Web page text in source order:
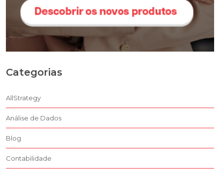
Categorias
AllStrategy
Análise de Dados
Blog
Contabilidade